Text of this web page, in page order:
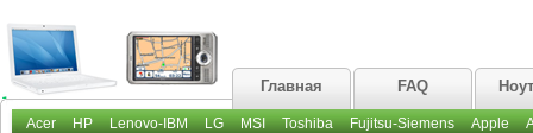
Главная FAQ
Acer HP Lenovo-IBM LG MSI Toshiba Fujitsu-Siemens Apple